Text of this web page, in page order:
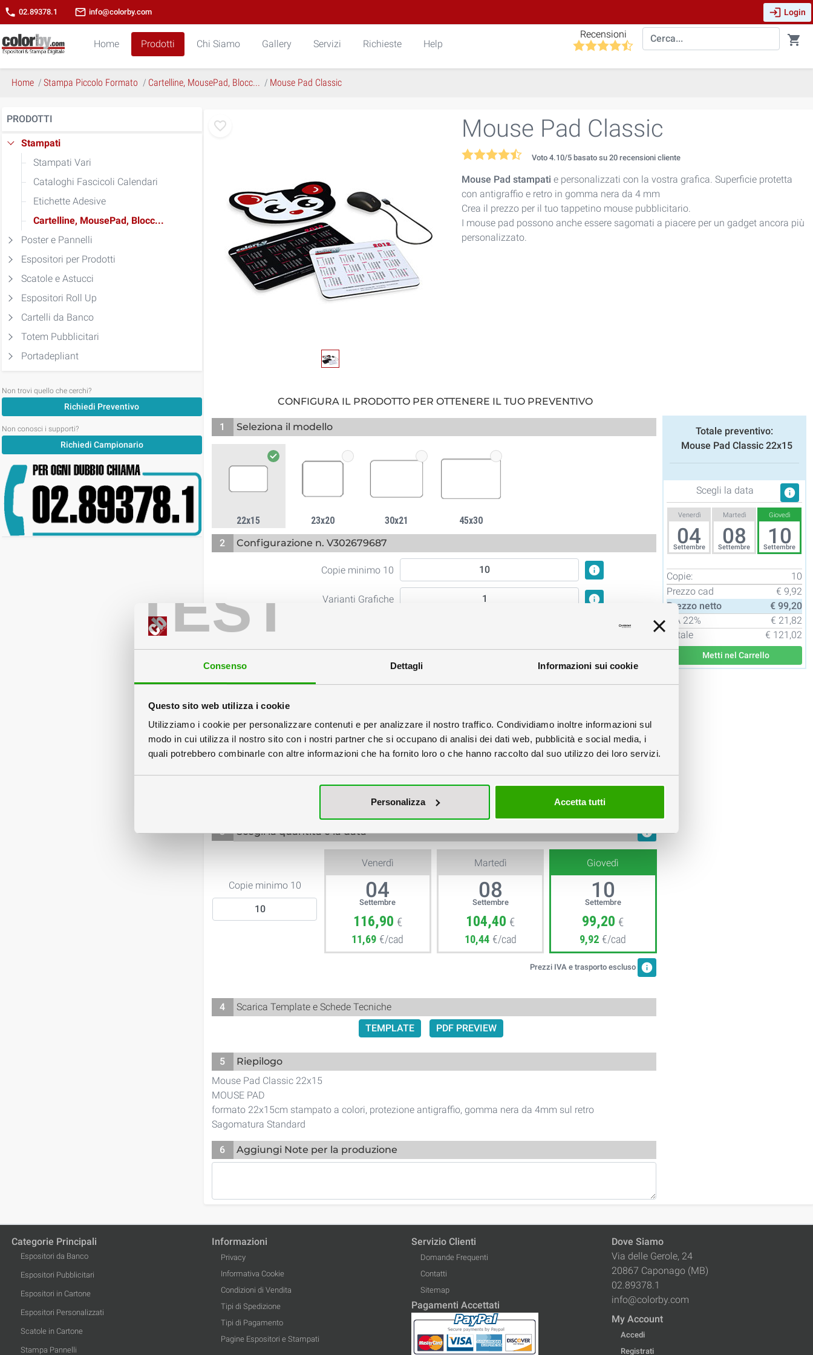
TEST
Consenso Dettagli Informazioni sui cookie
Questo sito web utilizza i cookie
Utilizziamo i cookie per personalizzare contenuti e per analizzare il nostro traffico. Condividiamo inoltre informazioni sul
modo in cui utilizza il nostro sito con i nostri partner che si occupano di analisi dei dati web, pubblicità e social media, i
quali potrebbero combinarle con altre informazioni che ha fornito loro o che hanno raccolto dal suo utilizzo dei loro servizi.
Personalizza Accetta tutti
phone 02.89378.1 mail_outline info@colorby.com login Login
Home Prodotti Chi Siamo Gallery Servizi Richieste Help
Recensioni shopping_cart
Home Stampa Piccolo Formato Cartelline, MousePad, Blocc... Mouse Pad Classic
PRODOTTI
Stampati
Stampati Vari
Cataloghi Fascicoli Calendari
Etichette Adesive
Cartelline, MousePad, Blocc...
Poster e Pannelli
Espositori per Prodotti
Scatole e Astucci
Espositori Roll Up
Cartelli da Banco
Totem Pubblicitari
Portadepliant
Non trovi quello che cerchi?
Richiedi Preventivo
Non conosci i supporti?
Richiedi Campionario
Mouse Pad Classic
Voto4.10/5 basato su20 recensioni cliente
Mouse Pad stampati e personalizzati con la vostra grafica. Superficie protetta
con antigraffio e retro in gomma nera da 4 mm
Crea il prezzo per il tuo tappetino mouse pubblicitario.
I mouse pad possono anche essere sagomati a piacere per un gadget ancora più
personalizzato.
CONFIGURA IL PRODOTTO PER OTTENERE IL TUO PREVENTIVO
1 Seleziona il modello
22x15 23x20 30x21
45x30
2
Configurazione n. V302679687
Copie minimo 10 info
Varianti Grafiche info
nera da 4mm sul retro
Sagomatura info
Personalizzata
3 Scegli la quantità e la data info
Copie minimo 10
Venerdì
04
Settembre
116,90 €
11,69 €/cad
Martedì
08
Settembre
104,40 €
10,44 €/cad
Giovedì
10
Settembre
99,20 €
9,92 €/cad
Prezzi IVA e trasporto escluso info
4
Scarica Template e Schede Tecniche
TEMPLATE
PDF PREVIEW
5
Riepilogo
Mouse Pad Classic 22x15
MOUSE PAD
formato 22x15cm stampato a colori, protezione antigraffio, gomma nera da 4mm sul retro
Sagomatura Standard
6 Aggiungi Note per la produzione
Totale preventivo:
Mouse Pad Classic 22x15
Scegli la data info
Venerdì
04
Settembre
Martedì
08
Settembre
Giovedì
10
Settembre
Copie:
10
Prezzo cad
€ 9,92
Prezzo netto
€ 99,20
IVA 22%
€ 21,82
Totale
€ 121,02
Metti nel Carrello
Categorie Principali
Espositori da Banco
Espositori Pubblicitari
Espositori in Cartone
Espositori Personalizzati
Scatole in Cartone
Stampa Pannelli
Informazioni
Privacy
Informativa Cookie
Condizioni di Vendita
Tipi di Spedizione
Tipi di Pagamento
Pagine Espositori e Stampati
Servizio Clienti
Domande Frequenti
Contatti
Sitemap
Pagamenti Accettati
Dove Siamo
Via delle Gerole, 24
20867 Caponago (MB)
02.89378.1
info@colorby.com
My Account
Accedi
Registrati